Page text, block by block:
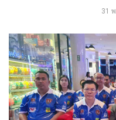
31